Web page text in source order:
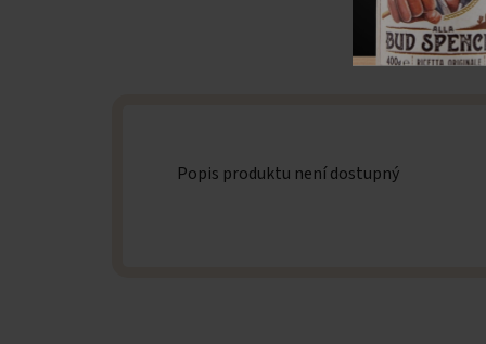
Popis produktu není dostupný